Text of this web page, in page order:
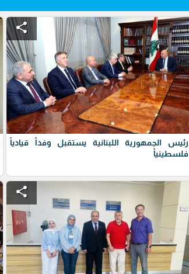
share
رئيس الجمهورية اللبنانية يستقبل وفداً قيادياً
فلسطينياً
share